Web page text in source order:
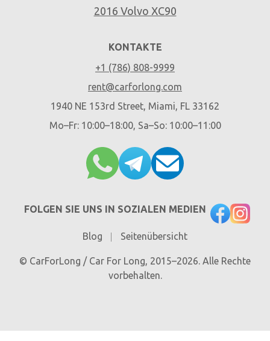
2016 Volvo XC90
KONTAKTE
+1 (786) 808-9999
rent@carforlong.com
1940 NE 153rd Street, Miami, FL 33162
Mo–Fr: 10:00–18:00, Sa–So: 10:00–11:00
FOLGEN SIE UNS IN SOZIALEN MEDIEN
Blog Seitenübersicht
© CarForLong / Car For Long, 2015–2026. Alle Rechte
vorbehalten.